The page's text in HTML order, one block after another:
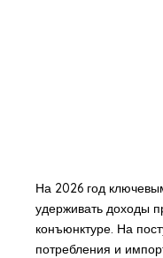
На 2026 год
удерживать доходы
конъюнктуре. На
потребления и